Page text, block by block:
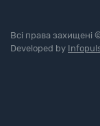
Всі права
Developed by